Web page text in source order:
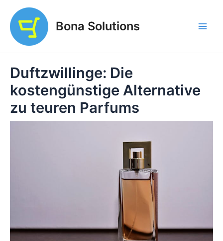
Inhalt
springen
Bona Solutions
Duftzwillinge: Die
kostengünstige Alternative
zu teuren Parfums